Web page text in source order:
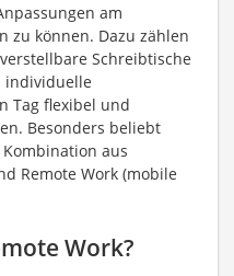
am
zu können. Dazu zählen
Schreibtische
individuelle
Tag flexibel und
Besonders beliebt
aus
Remote Work (mobile
Work?